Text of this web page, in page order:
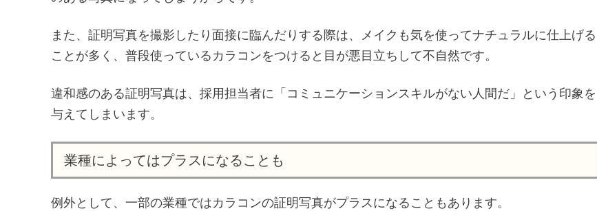
また、証明写真を撮影したり面接に臨んだりする際は、メイクも気を使ってナチュラルに仕上げる
ことが多く、普段使っているカラコンをつけると目が悪目立ちして不自然です。
違和感のある証明写真は、採用担当者に「コミュニケーションスキルがない人間だ」という印象を
与えてしまいます。
業種によってはプラスになることも
例外として、一部の業種ではカラコンの証明写真がプラスになることもあります。